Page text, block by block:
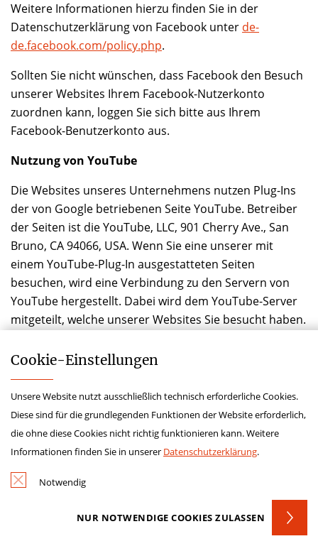
Weitere Informationen hierzu finden Sie in der
Datenschutzerklärung von Facebook unter de-
de.facebook.com/policy.php.
Sollten Sie nicht wünschen, dass Facebook den Besuch
unserer Websites Ihrem Facebook-Nutzerkonto
zuordnen kann, loggen Sie sich bitte aus Ihrem
Facebook-Benutzerkonto aus.
Nutzung von YouTube
Die Websites unseres Unternehmens nutzen Plug-Ins
der von Google betriebenen Seite YouTube. Betreiber
der Seiten ist die YouTube, LLC, 901 Cherry Ave., San
Bruno, CA 94066, USA. Wenn Sie eine unserer mit
einem YouTube-Plug-In ausgestatteten Seiten
besuchen, wird eine Verbindung zu den Servern von
YouTube hergestellt. Dabei wird dem YouTube-Server
mitgeteilt, welche unserer Websites Sie besucht haben.
ermöglichen Sie YouTube, Ihr Surfverhalten direkt
verhindern, indem Sie sich aus Ihrem YouTube-Account
ausloggen.
Weitere Informationen zum Umgang von Nutzerdaten
finden Sie in der Datenschutzerklärung von YouTube
unter:https://www.google.de/intl/de/policies/privacy
10. Umfang der Verarbeitung
Cookie-­Einstellungen
Unsere Website nutzt ausschließlich technisch erforderliche Cookies.
Diese sind für die grundlegenden Funktionen der Website erforderlich,
die ohne diese Cookies nicht richtig funktionieren kann. Weitere
Informationen finden Sie in unserer Datenschutzerklärung.
Notwendig
NUR NOTWENDIGE COOKIES ZULASSEN